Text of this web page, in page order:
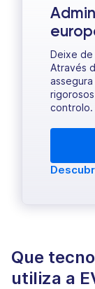
Deixe de
Através
controlo.
Que
utiliza a